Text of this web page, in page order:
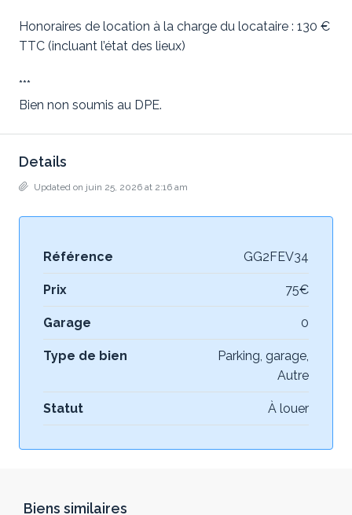
Honoraires de location à la charge du locataire : 130 €
TTC (incluant l’état des lieux)
***
Bien non soumis au DPE.
Details
Updated on juin 25, 2026 at 2:16 am
Référence GG2FEV34
Prix 75€
Garage 0
Type de bien
Parking, garage,
Autre
Statut À louer
Biens similaires